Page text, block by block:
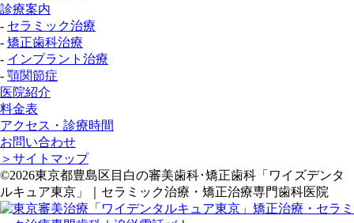
診療案内
- セラミック治療
- 矯正歯科治療
- インプラント治療
- 顎関節症
医院紹介
料金表
アクセス・診療時間
お問い合わせ
＞サイトマップ
©2026東京都豊島区目白の審美歯科･矯正歯科「ワイズデンタ
ルキュア東京」｜セラミック治療・矯正治療専門歯科医院